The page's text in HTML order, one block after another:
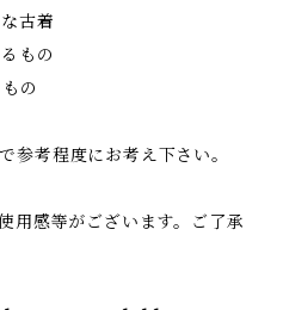
古着
もの
の
参考程度にお考え下さい。
用感等がございます。ご了承